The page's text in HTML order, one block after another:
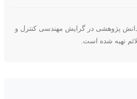
دانش پژوهشی در گرایش مهندسی کنترل و
تهیه شده است.